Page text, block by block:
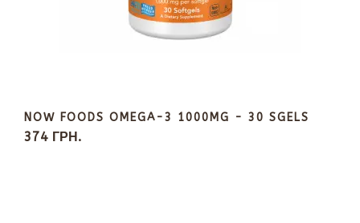
NOW FOODS OMEGA-3 1000MG - 30 SGELS
374 ГРН.